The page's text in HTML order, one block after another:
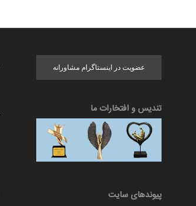
عضویت در اینستاگرام مشاورانه
تندیس و افتخارات ما
پیوندهای سایت